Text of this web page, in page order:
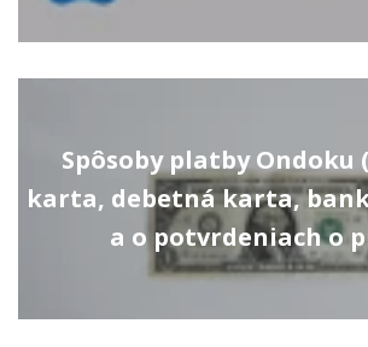
Spôsoby platby
karta, debetná karta,
a o potvrdeniach o